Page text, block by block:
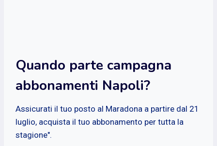
Quando parte campagna
abbonamenti Napoli?
Assicurati il tuo posto al Maradona a partire dal 21
luglio, acquista il tuo abbonamento per tutta la
stagione".